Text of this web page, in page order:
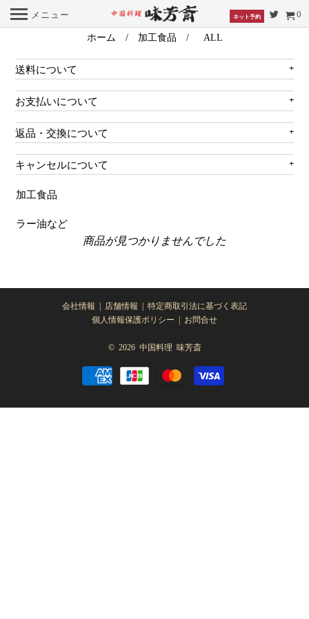
メニュー ネット予約 0
ホーム / 加工食品 / ALL
+
送料について
+
お支払いについて
+
返品・交換について
+
キャンセルについて
加工食品
ラー油など
商品が見つかりませんでした
会社情報 | 店舗情報 | 特定商取引法に基づく表記
個人情報保護ポリシー | お問合せ
© 2026 中国料理 味芳斎